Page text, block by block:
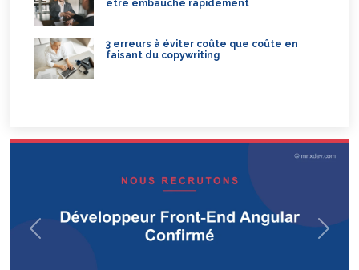
être embauché rapidement
3 erreurs à éviter coûte que coûte en
faisant du copywriting